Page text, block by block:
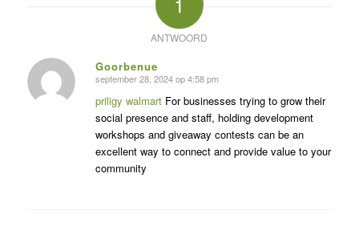
ANTWOORD
Goorbenue
zegt:
september 28, 2024 op 4:58 pm
priligy walmartFor businesses trying to grow their
social presence and staff, holding development
workshops and giveaway contests can be an
excellent way to connect and provide value to your
community